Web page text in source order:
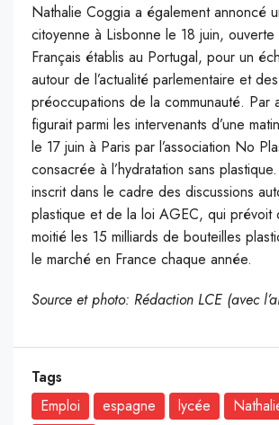
Nathalie Coggia a également annoncé
citoyenne à Lisbonne le 18 juin, ouverte
Français établis au Portugal, pour un
autour de l’actualité parlementaire et des
préoccupations de la communauté. Par
figurait parmi les intervenants d’une
le 17 juin à Paris par l’association No
consacrée à l’hydratation sans
inscrit dans le cadre des discussions
plastique et de la loi AGEC, qui prévoit
moitié les 15 milliards de bouteilles
le marché en France chaque année.
Source et photo: Rédaction LCE (avec
Tags
Emploi
espagne lycée